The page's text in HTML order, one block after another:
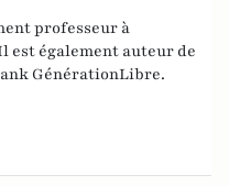
professeur à
également auteur de
GénérationLibre.